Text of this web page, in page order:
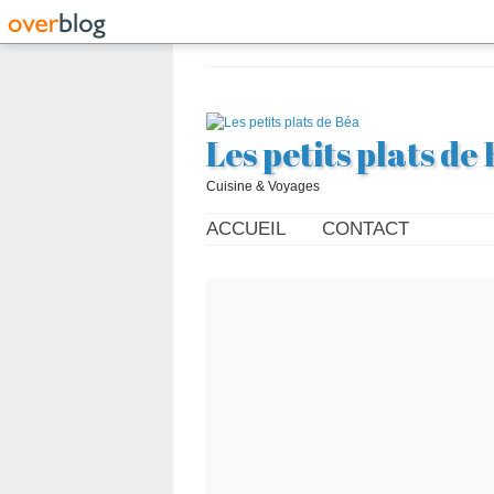
Les petits plats de
Cuisine & Voyages
ACCUEIL CONTACT